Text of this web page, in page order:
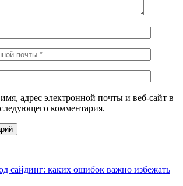
адрес электронной почты и веб-сайт в
комментария.
сайдинг: каких ошибок важно избежать